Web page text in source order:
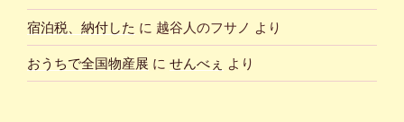
宿泊税、納付した に 越谷人のフサノ より
おうちで全国物産展 に せんべぇ より